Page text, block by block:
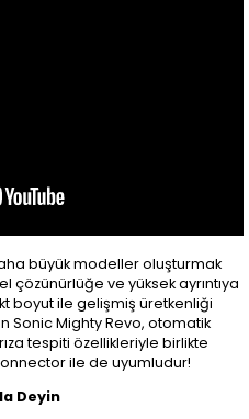
büyük modeller oluşturmak
çözünürlüğe ve yüksek ayrıntıya
boyut ile gelişmiş üretkenliği
Sonic Mighty Revo, otomatik
tespiti özellikleriyle birlikte
ile de uyumludur!
Deyin